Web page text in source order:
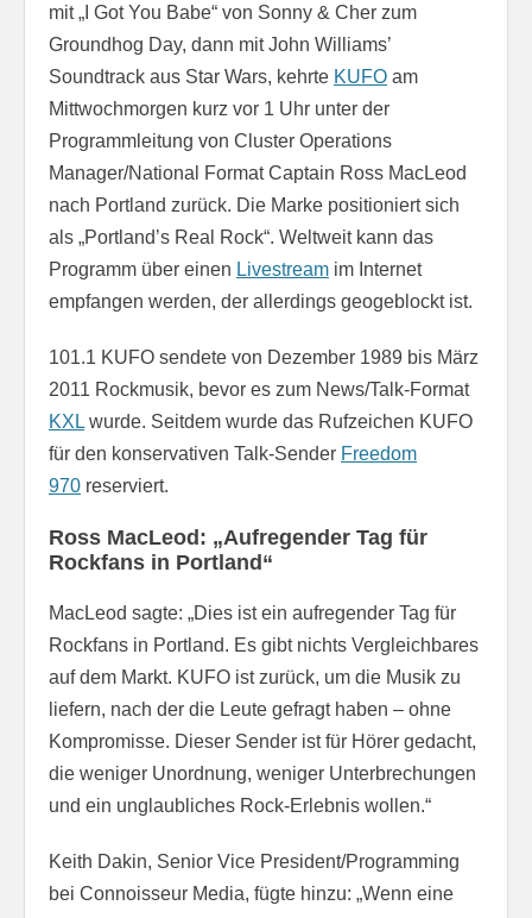
mit „I Got You Babe“ von Sonny & Cher zum
Groundhog Day, dann mit John Williams’
Soundtrack aus Star Wars, kehrte KUFO am
Mittwochmorgen kurz vor 1 Uhr unter der
Programmleitung von Cluster Operations
Manager/National Format Captain Ross MacLeod
nach Portland zurück. Die Marke positioniert sich
als „Portland’s Real Rock“. Weltweit kann das
Programm über einen Livestream im Internet
empfangen werden, der allerdings geogeblockt ist.
101.1 KUFO sendete von Dezember 1989 bis März
2011 Rockmusik, bevor es zum News/Talk-Format
KXL wurde. Seitdem wurde das Rufzeichen KUFO
für den konservativen Talk-Sender Freedom
970 reserviert.
Ross MacLeod: „Aufregender Tag für
Rockfans in Portland“
MacLeod sagte: „Dies ist ein aufregender Tag für
Rockfans in Portland. Es gibt nichts Vergleichbares
auf dem Markt. KUFO ist zurück, um die Musik zu
liefern, nach der die Leute gefragt haben – ohne
Kompromisse. Dieser Sender ist für Hörer gedacht,
die weniger Unordnung, weniger Unterbrechungen
und ein unglaubliches Rock-Erlebnis wollen.“
Keith Dakin, Senior Vice President/Programming
bei Connoisseur Media, fügte hinzu: „Wenn eine